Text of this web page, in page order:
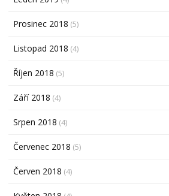
Prosinec 2018 (5)
Listopad 2018 (4)
Říjen 2018 (5)
Září 2018 (4)
Srpen 2018 (4)
Červenec 2018 (5)
Červen 2018 (4)